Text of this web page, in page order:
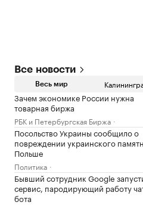
Все новости
Весь мир
Зачем экономике России нужна
товарная биржа
РБК и Петербургская Биржа
Посольство Украины сообщило о
повреждении украинского
Польше
Политика
Бывший сотрудник Google
сервис, пародирующий работу
бота